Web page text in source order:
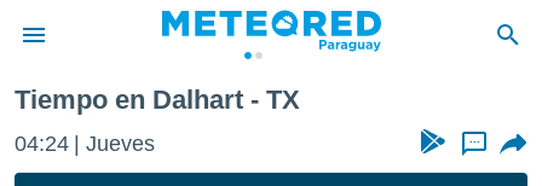
de
Tiempo en Dalhart - TX
04:24 Jueves ...